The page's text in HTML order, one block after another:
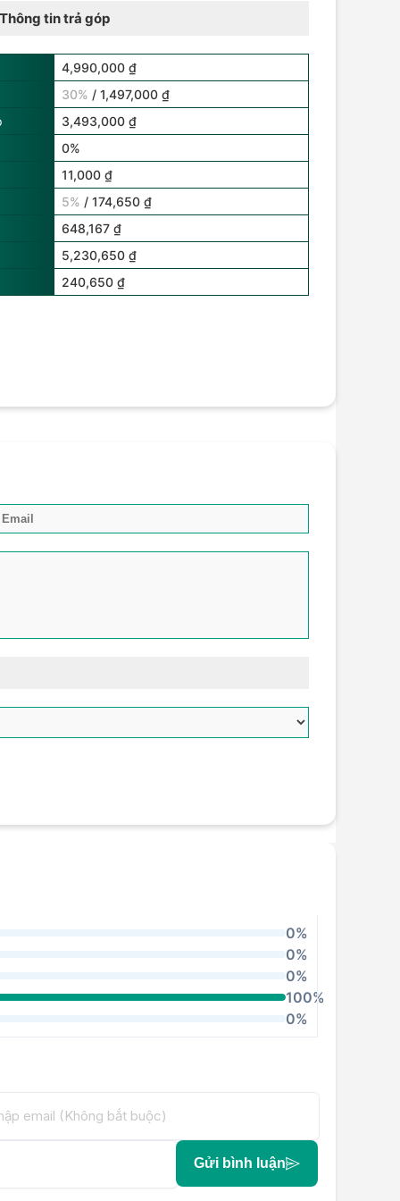
Thông tin trả góp
4,990,000 ₫
30% / 1,497,000 ₫
3,493,000 ₫
0%
11,000 ₫
5% / 174,650 ₫
648,167 ₫
5,230,650 ₫
240,650 ₫
0%
0%
0%
100%
0%
Gửi bình luận